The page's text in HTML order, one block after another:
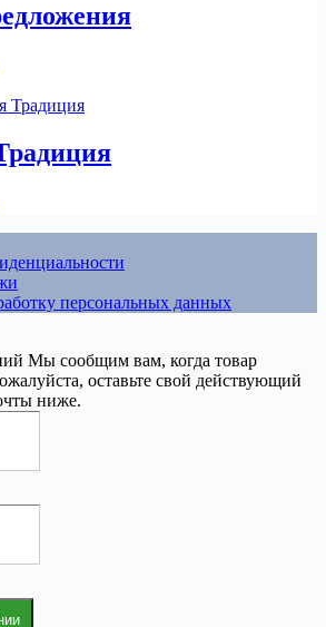
персональных данных
Мы сообщим вам, когда товар
оставьте свой действующий
ниже.